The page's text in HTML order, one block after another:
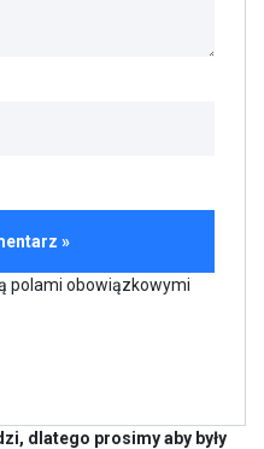
polami obowiązkowymi
dlatego prosimy aby były